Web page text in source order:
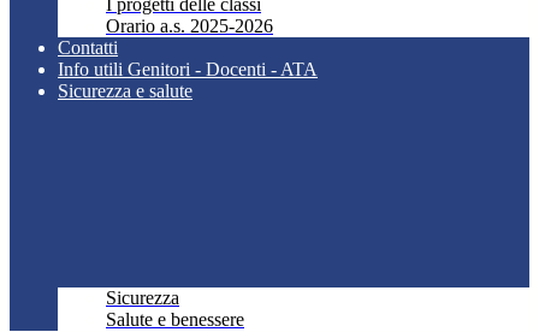
I progetti delle classi
Orario a.s. 2025-2026
Contatti
Info utili Genitori - Docenti - ATA
Sicurezza e salute
Sicurezza
Salute e benessere